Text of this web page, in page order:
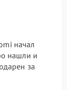
начал
нашли и
за